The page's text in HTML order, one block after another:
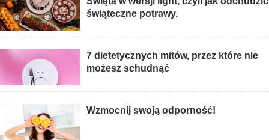
świąteczne potrawy.
7 dietetycznych mitów, przez które nie
możesz schudnąć
Wzmocnij swoją odporność!